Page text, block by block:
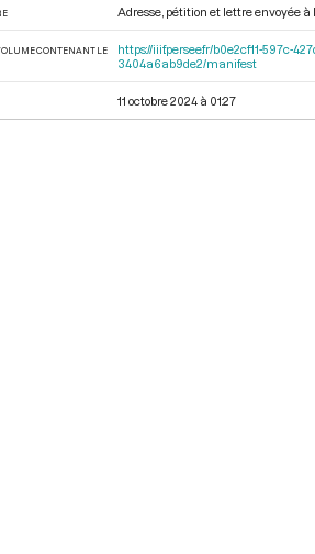
Adresse, pétition et lettre envoyée à
CONTENANT LE
https://iiif.persee.fr/b0e2cf11-597c-
3404a6ab9de2/manifest
11 octobre 2024 à 01:27